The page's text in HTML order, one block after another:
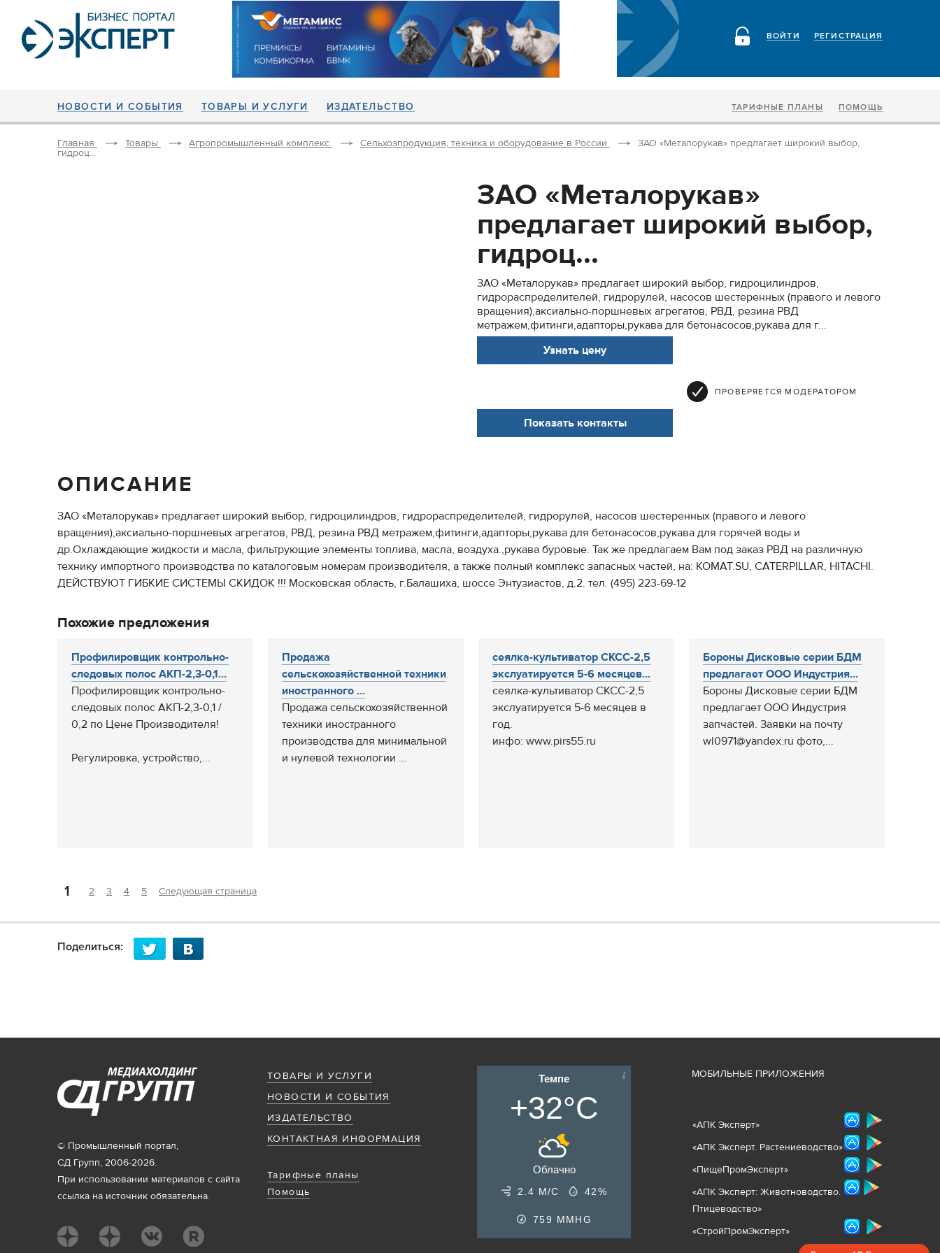
РЕГИСТРАЦИЯ
ВОЙТИ
НОВОСТИ И СОБЫТИЯ ТОВАРЫ И УСЛУГИ ИЗДАТЕЛЬСТВО ТАРИФНЫЕ ПЛАНЫ ПОМОЩЬ
Главная Товары Агропромышленный комплекс Сельхозпродукция, техника и оборудование в России ЗАО «Металорукав» предлагает широкий выбор,
гидроц...
ЗАО «Металорукав»
предлагает широкий выбор,
гидроц...
ЗАО «Металорукав» предлагает широкий выбор, гидроцилиндров,
гидрораспределителей, гидрорулей, насосов шестеренных (правого и левого
вращения),аксиально-поршневых агрегатов, РВД, резина РВД
метражем,фитинги,адапторы,рукава для бетонасосов,рукава для г...
Узнать цену
ПРОВЕРЯЕТСЯ МОДЕРАТОРОМ
Показать контакты
ОПИСАНИЕ
ЗАО «Металорукав» предлагает широкий выбор, гидроцилиндров, гидрораспределителей, гидрорулей, насосов шестеренных (правого и левого
вращения),аксиально-поршневых агрегатов, РВД, резина РВД метражем,фитинги,адапторы,рукава для бетонасосов,рукава для горячей воды и
др.Охлаждающие жидкости и масла, фильтрующие элементы топлива, масла, воздуха.,рукава буровые. Так же предлагаем Вам под заказ РВД на различную
технику импортного производства по каталоговым номерам производителя, а также полный комплекс запасных частей, на: KOMAT.SU, CATERPILLAR, HITACHI.
ДЕЙСТВУЮТ ГИБКИЕ СИСТЕМЫ СКИДОК !!! Московская область, г.Балашиха, шоссе Энтузиастов, д.2. тел. (495) 223-69-12
Похожие предложения
Профилировщик контрольно-
следовых полос АКП-2,3-0,1...
Профилировщик контрольно-
следовых полос АКП-2,3-0,1 /
0,2 по Цене Производителя!
Регулировка, устройство,...
Продажа
сельскохозяйственной техники
иностранного ...
Продажа сельскохозяйственной
техники иностранного
производства для минимальной
и нулевой технологии ...
сеялка-культиватор СКСС-2,5
экслуатируется 5-6 месяцев...
сеялка-культиватор СКСС-2,5
экслуатируется 5-6 месяцев в
год.
инфо: www.pirs55.ru
Бороны Дисковые серии БДМ
предлагает ООО Индустрия...
Бороны Дисковые серии БДМ
предлагает ООО Индустрия
запчастей. Заявки на почту
wl0971@yandex.ru фото,...
1 2 3 4 5 Следующая страница
Поделиться:
ТОВАРЫ И УСЛУГИ
НОВОСТИ И СОБЫТИЯ
ИЗДАТЕЛЬСТВО
КОНТАКТНАЯ ИНФОРМАЦИЯ
Тарифные планы
Помощь
© Промышленный портал,
СД Групп, 2006-2026.
При использовании материалов с сайта
ссылка на источник обязательна.
Темпе
+32°C
Облачно
2.4 М/С 42%
759 MMHG
МОБИЛЬНЫЕ ПРИЛОЖЕНИЯ
«АПК Эксперт»
«АПК Эксперт. Растениеводство»
«ПищеПромЭксперт»
«АПК Эксперт: Животноводство.
Птицеводство»
«СтройПромЭксперт»